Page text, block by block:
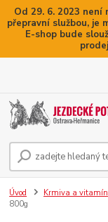
Od 29. 6. 2023
přepravní službou, je
E-shop bude
Úvod Krmiva a
800g